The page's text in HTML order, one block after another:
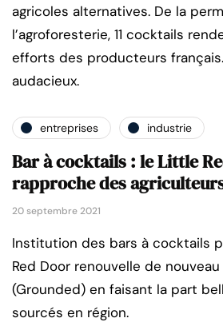
agricoles alternatives. De la
l’agroforesterie, 11 cocktails
efforts des producteurs
audacieux.
entreprises industrie
Bar à cocktails : le Little
rapproche des
20 septembre 2021
Institution des bars à cocktails
Red Door renouvelle de
(Grounded) en faisant la part
sourcés en région.